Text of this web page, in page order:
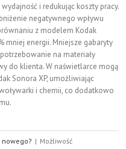
i redukując koszty pracy.
negatywnego wpływu
z modelem Kodak
mniej energii. Mniejsze gabaryty
na materiały
do klienta. W naświetlarce mogą
Sonora XP, umożliwiając
i chemii, co dodatkowo
nowego? | Możliwość